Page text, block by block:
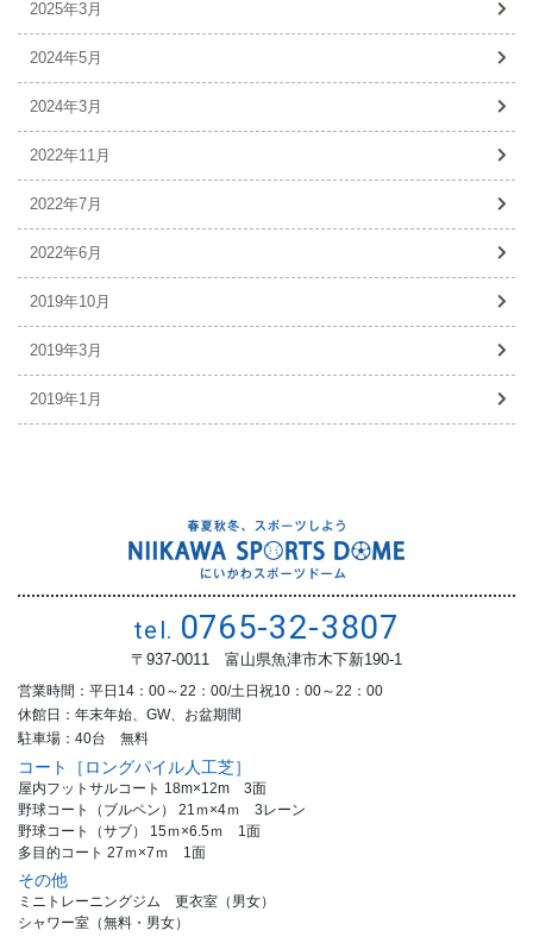
2025年3月
2024年5月
2024年3月
2022年11月
2022年7月
2022年6月
2019年10月
2019年3月
2019年1月
tel. 0765-32-3807
〒937-0011 富山県魚津市木下新190-1
営業時間：平日14：00～22：00/土日祝10：00～22：00
休館日：年末年始、GW、お盆期間
駐車場：40台 無料
コート［ロングパイル人工芝］
屋内フットサルコート 18m×12m 3面
野球コート（ブルペン） 21ｍ×4ｍ 3レーン
野球コート（サブ） 15ｍ×6.5ｍ 1面
多目的コート 27ｍ×7ｍ 1面
その他
ミニトレーニングジム 更衣室（男女）
シャワー室（無料・男女）